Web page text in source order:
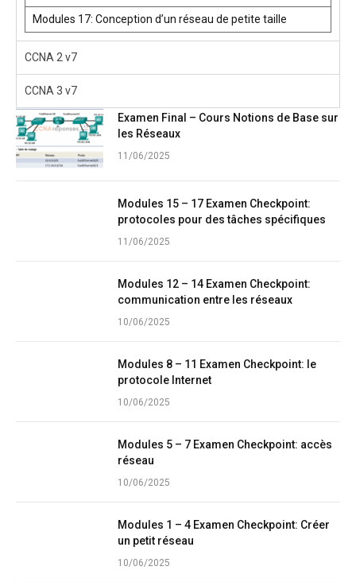
Modules 17: Conception d’un réseau de petite taille
CCNA 2 v7
CCNA 3 v7
Examen Final – Cours Notions de Base sur
les Réseaux
11/06/2025
Modules 15 – 17 Examen Checkpoint:
protocoles pour des tâches spécifiques
11/06/2025
Modules 12 – 14 Examen Checkpoint:
communication entre les réseaux
10/06/2025
Modules 8 – 11 Examen Checkpoint: le
protocole Internet
10/06/2025
Modules 5 – 7 Examen Checkpoint: accès
réseau
10/06/2025
Modules 1 – 4 Examen Checkpoint: Créer
un petit réseau
10/06/2025